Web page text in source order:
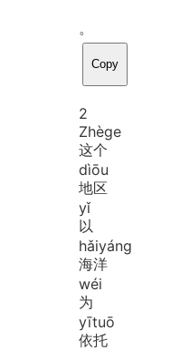
。
Copy
2
Zhège
这个
dìōu
地区
yǐ
以
hǎiyáng
海洋
wéi
为
yītuō
依托